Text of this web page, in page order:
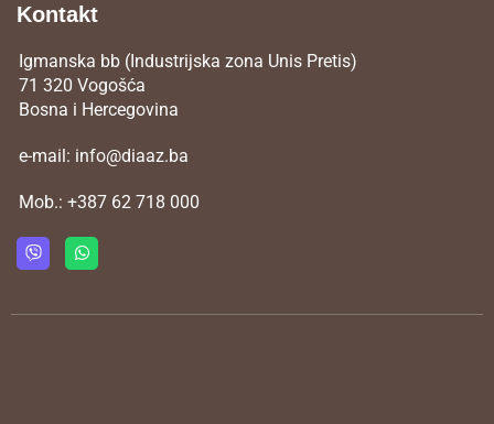
Kontakt
Igmanska bb (Industrijska zona Unis Pretis)
71 320 Vogošća
Bosna i Hercegovina
e-mail: info@diaaz.ba
Mob.: +387 62 718 000